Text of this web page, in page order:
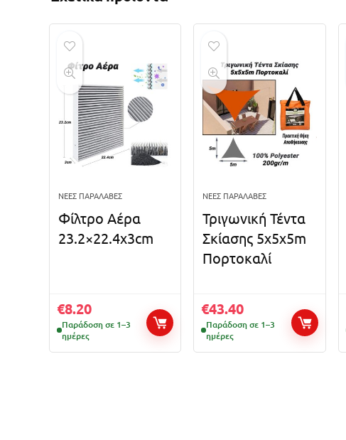
ΝΈΕΣ ΠΑΡΑΛΑΒΈΣ
Φίλτρο Αέρα
23.2×22.4x3cm
€8.20
Παράδοση σε 1–3
ημέρες
ΝΈΕΣ ΠΑΡΑΛΑΒΈΣ
Τριγωνική Τέντα
Σκίασης 5x5x5m
Πορτοκαλί
€43.40
Παράδοση σε 1–3
ημέρες